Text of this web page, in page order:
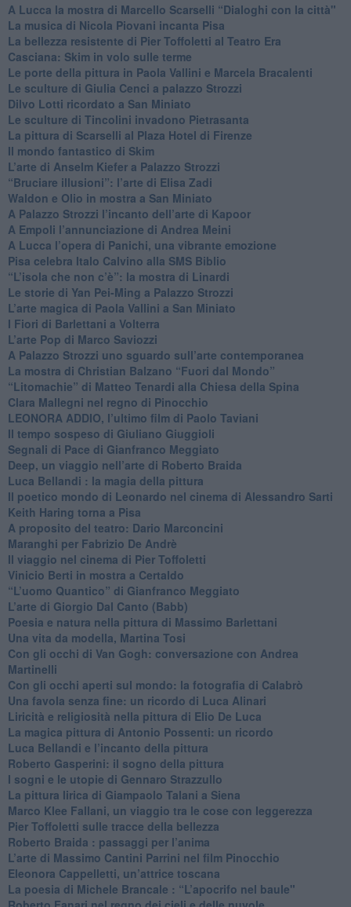
A Lucca la mostra di Marcello Scarselli “Dialoghi con la città"
​La musica di Nicola Piovani incanta Pisa
​La bellezza resistente di Pier Toffoletti al Teatro Era
​Casciana: Skim in volo sulle terme
​Le porte della pittura in Paola Vallini e Marcela Bracalenti
​Le sculture di Giulia Cenci a palazzo Strozzi
​Dilvo Lotti ricordato a San Miniato
​Le sculture di Tincolini invadono Pietrasanta
La pittura di Scarselli al Plaza Hotel di Firenze
​Il mondo fantastico di Skim
​L’arte di Anselm Kiefer a Palazzo Strozzi
​“Bruciare illusioni”: l’arte di Elisa Zadi
​Waldon e Olio in mostra a San Miniato
​A Palazzo Strozzi l’incanto dell’arte di Kapoor
​A Empoli l’annunciazione di Andrea Meini
A Lucca l’opera di Panichi, una vibrante emozione
Pisa celebra Italo Calvino alla SMS Biblio
“L’isola che non c’è”: la mostra di Linardi
​Le storie di Yan Pei-Ming a Palazzo Strozzi
​L’arte magica di Paola Vallini a San Miniato
​I Fiori di Barlettani a Volterra
​L’arte Pop di Marco Saviozzi
​A Palazzo Strozzi uno sguardo sull’arte contemporanea
La mostra di Christian Balzano “Fuori dal Mondo”
​“Litomachie” di Matteo Tenardi alla Chiesa della Spina
​Clara Mallegni nel regno di Pinocchio
​LEONORA ADDIO, l’ultimo film di Paolo Taviani
Il tempo sospeso di Giuliano Giuggioli
Segnali di Pace di Gianfranco Meggiato
​Deep, un viaggio nell’arte di Roberto Braida
​Luca Bellandi : la magia della pittura
​Il poetico mondo di Leonardo nel cinema di Alessandro Sarti
​Keith Haring torna a Pisa
​A proposito del teatro: Dario Marconcini
Maranghi per Fabrizio De Andrè
​Il viaggio nel cinema di Pier Toffoletti
Vinicio Berti in mostra a Certaldo
“L’uomo Quantico” di Gianfranco Meggiato
​L’arte di Giorgio Dal Canto (Babb)
Poesia e natura nella pittura di Massimo Barlettani
Una vita da modella, Martina Tosi
​Con gli occhi di Van Gogh: conversazione con Andrea
Martinelli
​Con gli occhi aperti sul mondo: la fotografia di Calabrò
Una favola senza fine: un ricordo di Luca Alinari
Liricità e religiosità nella pittura di Elio De Luca
La magica pittura di Antonio Possenti: un ricordo
Luca Bellandi e l’incanto della pittura
​Roberto Gasperini: il sogno della pittura
I sogni e le utopie di Gennaro Strazzullo
La pittura lirica di Giampaolo Talani a Siena
​Marco Klee Fallani, un viaggio tra le cose con leggerezza
​Pier Toffoletti sulle tracce della bellezza
​Roberto Braida : passaggi per l’anima
​L’arte di Massimo Cantini Parrini nel film Pinocchio
Eleonora Cappelletti, un’attrice toscana
​La poesia di Michele Brancale : “L’apocrifo nel baule"